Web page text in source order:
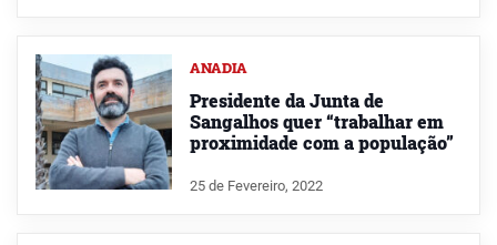
ANADIA
Presidente da Junta de
Sangalhos quer “trabalhar em
proximidade com a população”
25 de Fevereiro, 2022